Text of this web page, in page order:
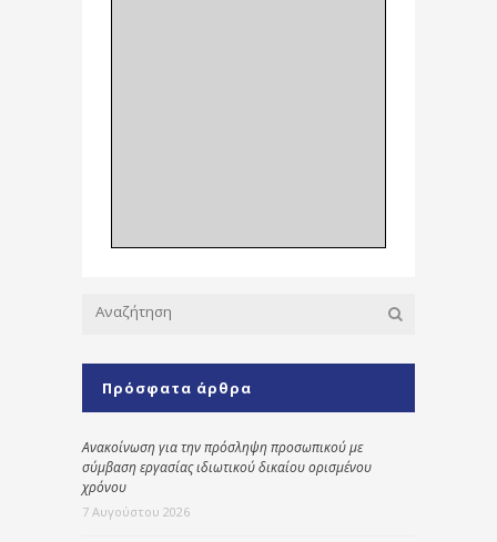
Πρόσφατα άρθρα
Ανακοίνωση για την πρόσληψη προσωπικού με
σύμβαση εργασίας ιδιωτικού δικαίου ορισμένου
χρόνου
7 Αυγούστου 2026